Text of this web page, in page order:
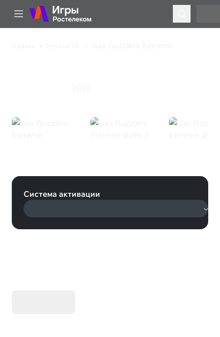
Система активации